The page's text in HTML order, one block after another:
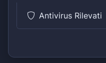
Antivirus Rilevati